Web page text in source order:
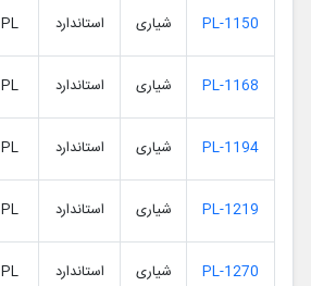
PL-1150 شیاری استاندارد PL
PL-1168 شیاری استاندارد PL
PL-1194 شیاری استاندارد PL
PL-1219 شیاری استاندارد PL
PL-1270 شیاری استاندارد PL